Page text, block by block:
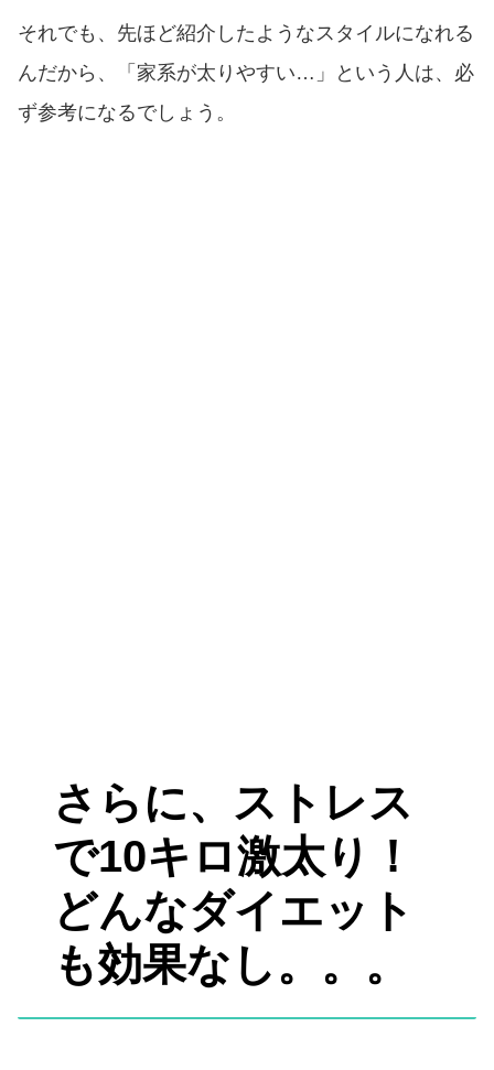
それでも、先ほど紹介したようなスタイルになれる
んだから、「家系が太りやすい…」という人は、必
ず参考になるでしょう。
さらに、ストレス
で10キロ激太り！
どんなダイエット
も効果なし。。。